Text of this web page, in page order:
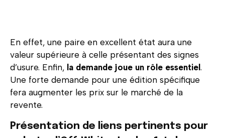
En effet, une paire en excellent état aura une
valeur supérieure à celle présentant des signes
d’usure. Enfin, la demande joue un rôle essentiel .
Une forte demande pour une édition spécifique
fera augmenter les prix sur le marché de la
revente.
Présentation de liens pertinents pour